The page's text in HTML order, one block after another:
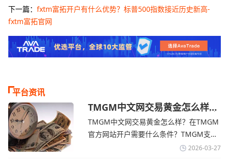
下一篇： fxtm富拓开户有什么优势？标普500指数接近历史新高-
fxtm富拓官网
平台资讯
TMGM中文网交易黄金怎么样？
金价下跌，市场评估伊朗停火前
景-TMGM官网
TMGM中文网交易黄金怎么样？在TMGM
官方网站开户需要什么条件？‌‌‌TMGM支持
全球主流的MT4/MT5平台，同时提供功能
2026-03-27